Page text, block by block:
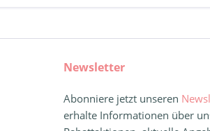
Newsletter
Abonniere jetzt unseren
erhalte Informationen über